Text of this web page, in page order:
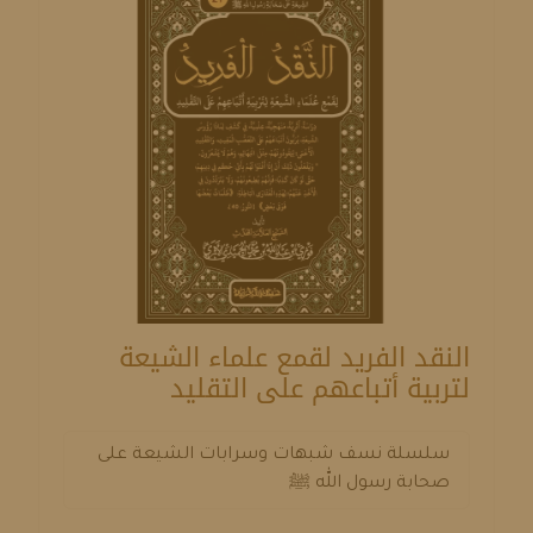
النقد الفريد لقمع علماء الشيعة
لتربية أتباعهم على التقليد
سلسلة نسف شبهات وسرابات الشيعة على
صحابة رسول الله ﷺ